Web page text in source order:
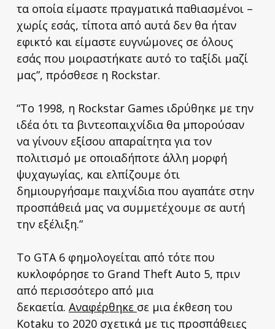
τα οποία είμαστε πραγματικά παθιασμένοι –
χωρίς εσάς, τίποτα από αυτά δεν θα ήταν
εφικτό και είμαστε ευγνώμονες σε όλους
εσάς που μοιραστήκατε αυτό το ταξίδι μαζί
μας”, πρόσθεσε η Rockstar.
“Το 1998, η Rockstar Games ιδρύθηκε με την
ιδέα ότι τα βιντεοπαιχνίδια θα μπορούσαν
να γίνουν εξίσου απαραίτητα για τον
πολιτισμό με οποιαδήποτε άλλη μορφή
ψυχαγωγίας, και ελπίζουμε ότι
δημιουργήσαμε παιχνίδια που αγαπάτε στην
προσπάθειά μας να συμμετέχουμε σε αυτή
την εξέλιξη.”
Το GTA 6 φημολογείται από τότε που
κυκλοφόρησε το Grand Theft Auto 5, πριν
από περισσότερο από μια
δεκαετία. Αναφέρθηκε σε μια έκθεση του
Kotaku το 2020 σχετικά με τις προσπάθειες